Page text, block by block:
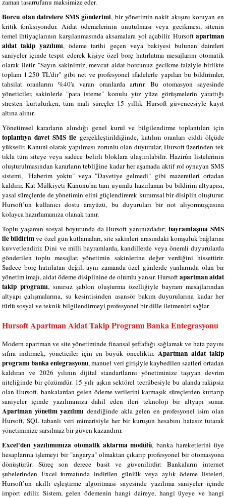
zaman tasarrufunu maksimize eder.
Borcu olan dairelere SMS gönderimi, bir yönetimin nakit akışını koruyan en
kritik fonksiyondur. Aidat ödemelerinin unutulması veya gecikmesi, sitenin
temel ihtiyaçlarının karşılanmasında aksamalara yol açabilir. Hursoft apartman
aidat takip yazılımı, ödeme tarihi geçen veya bakiyesi bulunan daireleri
saniyeler içinde tespit ederek kişiye özel borç hatırlatma mesajlarını otomatik
olarak iletir. "Sayın sakinimiz, mevcut aidat borcunuz gecikme faiziyle birlikte
toplam 1.250 TL'dir" gibi net ve profesyonel ifadelerle yapılan bu bildirimler,
tahsilat oranlarını %40'a varan oranlarda artırır. Bu otomasyon sayesinde
yöneticiler, sakinlerle "para isteme" konulu yüz yüze görüşmelerin yarattığı
stresten kurtulurken, tüm mali süreçler 15 yıllık Hursoft güvencesiyle kayıt
altına alınır.
Yönetimsel kararların alındığı genel kurul ve bilgilendirme toplantıları için
toplantıya davet SMS ile gerçekleştirildiğinde, katılım oranları ciddi ölçüde
yükselir. Kanuni olarak yapılması zorunlu olan duyurular, Hursoft üzerinden tek
tıkla tüm siteye veya sadece belirli bloklara ulaştırılabilir. Hazirûn listelerinin
oluşturulmasından kararların tebliğine kadar her aşamada aktif rol oynayan SMS
sistemi, "Haberim yoktu" veya "Davetiye gelmedi" gibi mazeretleri ortadan
kaldırır. Kat Mülkiyeti Kanunu'na tam uyumlu hazırlanan bu bildirim altyapısı,
yasal süreçlerde de yönetimin elini güçlendirerek kurumsal bir disiplin oluşturur.
Hursoft’un kullanıcı dostu arayüzü, bu duyuruları bir not alıyormuşçasına
kolayca hazırlamanıza olanak tanır.
Toplu yaşamın sosyal boyutunda da Hursoft yanınızdadır;bayramlaşma SMS
ile bildirimve özel gün kutlamaları, site sakinleri arasındaki komşuluk bağlarını
kuvvetlendirir. Dini ve milli bayramlarda, kandillerde veya önemli duyurularda
gönderilen toplu mesajlar, yönetimin sakinlerine değer verdiğini hissettirir.
Sadece borç hatırlatan değil, aynı zamanda özel günlerde yanlarında olan bir
yönetim imajı, aidat ödeme disiplinine de olumlu yansır. Hursoftapartman aidat
takip programı, sınırsız şablon oluşturma özelliğiyle bayram mesajlarından
altyapı çalışmalarına, su kesintisinden asansör bakım duyurularına kadar her
türlü sosyal ve teknik bilgilendirmeyi profesyonel bir dille iletmenizi sağlar.
Hursoft Apartman Aidat Takip Programı Banka Entegrasyonu
Modern apartman ve site yönetiminde finansal şeffaflığı sağlamak ve hata payını
sıfıra indirmek, yöneticiler için en büyük önceliktir.Apartman aidat takip
programı banka entegrasyonu, manuel veri girişiyle kaybedilen saatleri ortadan
kaldıran ve 2026 yılının dijital standartlarını yönetiminize taşıyan devrim
niteliğinde bir çözümdür. 15 yılı aşkın sektörel tecrübesiyle bu alanda rakipsiz
olan Hursoft, bankalardan gelen ödeme verilerini karmaşık süreçlerden kurtarıp
saniyeler içinde yazılımınıza dahil eden ileri teknoloji bir altyapı sunar.
Apartman yönetim yazılımı dendiğinde akla gelen en profesyonel isim olan
Hursoft, SQL tabanlı veri mimarisiyle her bir kuruşun hesabını hatasız tutarak
yönetiminize sarsılmaz bir güven kazandırır.
Excel'den yazılımımıza otomatik aktarma modülü, banka hareketlerini üye
hesaplarına işlemeyi bir "angarya" olmaktan çıkarıp profesyonel bir otomasyona
dönüştürür. Süreç son derece basit ve güvenilirdir: Bankaların internet
şubelerinden Excel formatında indirilen günlük veya aylık ödeme listeleri,
Hursoft’un akıllı eşleştirme algoritması sayesinde yazılıma saniyeler içinde
import edilir. Sistem, gelen ödemenin hangi daireye, hangi üyeye ve hangi